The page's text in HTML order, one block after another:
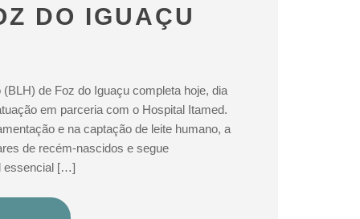
DO IGUAÇU
de Foz do Iguaçu completa hoje, dia
em parceria com o Hospital Itamed.
e na captação de leite humano, a
de recém-nascidos e segue
essencial […]